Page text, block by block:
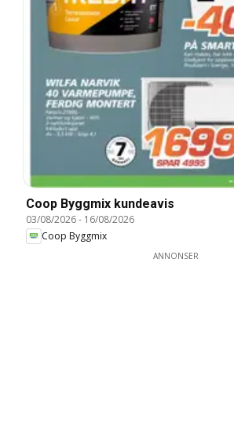
Coop Byggmix kundeavis
03/08/2026- 16/08/2026
Coop Byggmix
ANNONSER